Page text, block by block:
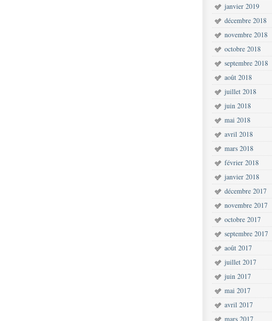
janvier 2019
décembre 2018
novembre 2018
octobre 2018
septembre 2018
août 2018
juillet 2018
juin 2018
mai 2018
avril 2018
mars 2018
février 2018
janvier 2018
décembre 2017
novembre 2017
octobre 2017
septembre 2017
août 2017
juillet 2017
juin 2017
mai 2017
avril 2017
mars 2017